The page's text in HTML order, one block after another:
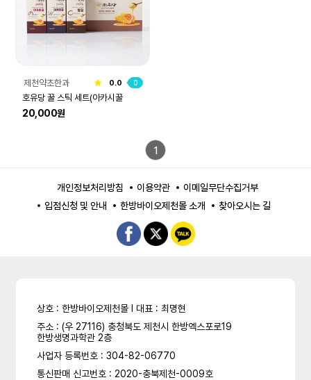
제천약초한과 0.0 0
호유당 꿀 스틱 세트(아카시꿀
10EA, 밤꿀10EA, 야생화꿀10EA)
20,000원
1
개인정보처리방침 이용약관
이메일무단수집거부
입점신청 및 안내
한방바이오제천몰 소개 찾아오시는 길
상호 : 한방바이오제천몰 l 대표 : 최명현
주소 : (우 27116) 충청북도 제천시 한방엑스포로19
한방생명과학관 2층
사업자 등록번호 : 304-82-06770
통신판매 신고번호 : 2020-충북제천-0009호